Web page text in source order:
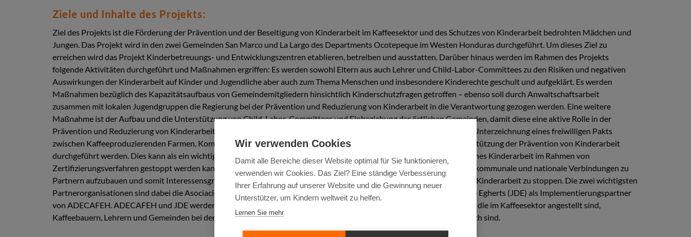
Ziele und Inhalte des Projekts:
Ziel des Projekts ist die Förderung der Prävention und der Beseitigung von Kinderarbeit im Kaffeesektor und des Schutzes von Kinderarbeit bedrohten Mädchen und
Jungen. Das Projekt wird in den zwei Gemeinden San Marco und La Largo des Departments Ocotepeque im Westen Honduras durchgeführt. Um dieses Ziel zu
erreichen wird das Projekt Kinderbetreuungs- und Entwicklungszentren etablieren, betreiben und ausstatten. Darüber hinaus werden im Rahmen des Projekts
folgende Aktivitäten durchgeführt und Maßnahmen ergriffen: Es werden sowohl Eltern aus auch Lehrer und Child-Labor-Committees zu den Risiken und negativen
Auswirkungen der Kinderarbeit auf Kinder und Jugendliche aber auch zum Thema Menschen und insbesondere Kinderechte geschult und aufgeklärt. Es werden
Maßnahmen bezüglich des Kapazitätsaufbaus von Gemeindemitgliedern hinsichtlich Kinderschutzfragen getroffen – ebenso soll durch Anwaltschaftsarbeit
zusammen mit lokalen Jugendgruppen die Regierung bei der Prävention und Reduzierung von Kinderarbeit in die Verantwortung gezogen werden. Eine weitere
Maßnahme ist der Aufbau und die Unterstützung von Child-Labor-Committees und Einbeziehung der örtlichen Gemeinden, damit diese eine aktive Rolle in der
Prävention und Reduzierung von Kinderarbeit spielen. Aus dem lokalen Kontext heraus soll ebenfalls die Förderung der Unterzeichnung eines freiwilligen Pakts
zwischen Kaffeeproduzierenden Farmen, Kommunalverwaltungen und dem Arbeits- und Bildungsministerien zur Unterstützung der Prävention von Kinderarbeit
durchgeführt werden. Dies kann als ein wichtiger Schritt in der Ausarbeitung eines Gesetzes gesehen werden, durch welches Kinderarbeit im Rahmen von
Zertifizierungsverfahren gestoppt werden kann. Eine übergeordnete Maßnahme des Projekts besteht weiter darin, transkommunale und nationale Verbindungen zu
Partnern aufzubauen und somit Interessensgruppen auf verschiedenen Regierungsebenen in Verbindung zu bringen, um Kinderarbeit zu stoppen. Die zwei wichtigsten
Partnerorganisationen sind dabei die Asociación de Exportadores de Café de Honduras (ADECAFEH) und Jacobs Douwe Egherts (JDE) als Implementierungspartner
von ADECAFEH. ADECAFEH und JDE werden insbesondere die Projektdurchführung unterstützen, indem sie bei Eltern, die im Kaffeesektor angestellt sind,
Kaffeebauern, Lehrern und Gemeinden bei der Sensibilisierung für die negativen Auswirkungen von Kinderarbeit behilflich sind.
Wir verwenden Cookies
Damit alle Bereiche dieser Website optimal für Sie funktionieren,
verwenden wir Cookies. Das Ziel? Eine ständige Verbesserung
Ihrer Erfahrung auf unserer Website und die Gewinnung neuer
Unterstützer, um Kindern weltweit zu helfen.
Lernen Sie mehr